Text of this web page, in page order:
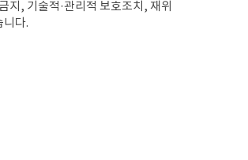
, 기술적·관리적 보호조치, 재위
니다.